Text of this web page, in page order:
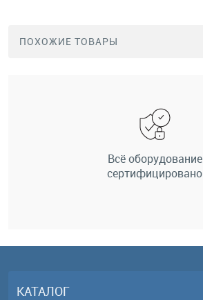
ПОХОЖИЕ ТОВАРЫ
Всё оборудование
сертифицировано
КАТАЛОГ